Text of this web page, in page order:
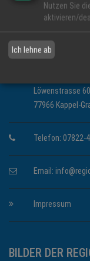
KONTAKT
Löwenstrasse 60
77966 Kappel-
Telefon: 07822-
Email:
Impressum
BILDER DER
Nutzen Sie
aktivieren/
Ich lehne ab